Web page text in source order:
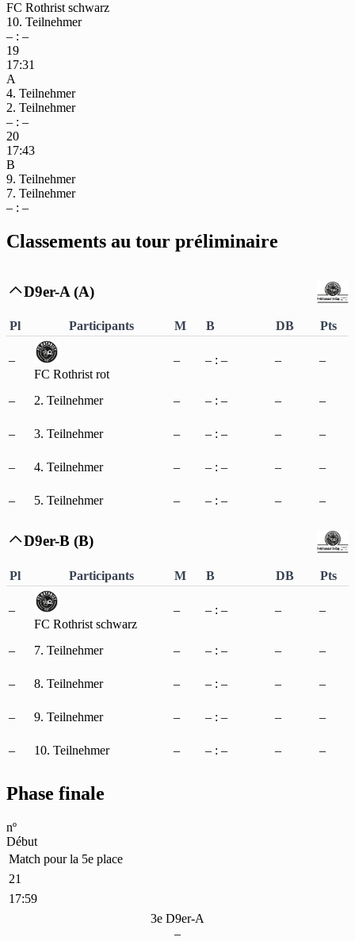
FC Rothrist schwarz
10. Teilnehmer
– : –
19
17:31
A
4. Teilnehmer
2. Teilnehmer
– : –
20
17:43
B
9. Teilnehmer
7. Teilnehmer
– : –
Classements au tour préliminaire
 D9er-A (A)
Pl Participants M B DB Pts
–
FC Rothrist rot
– – : – – –
– 2. Teilnehmer – – : – – –
– 3. Teilnehmer – – : – – –
– 4. Teilnehmer – – : – – –
– 5. Teilnehmer – – : – – –
 D9er-B (B)
Pl Participants M B DB Pts
–
FC Rothrist schwarz
– – : – – –
– 7. Teilnehmer – – : – – –
– 8. Teilnehmer – – : – – –
– 9. Teilnehmer – – : – – –
– 10. Teilnehmer – – : – – –
Phase finale
nº
Début
Match pour la 5e place
21
17:59
3e D9er-A
–